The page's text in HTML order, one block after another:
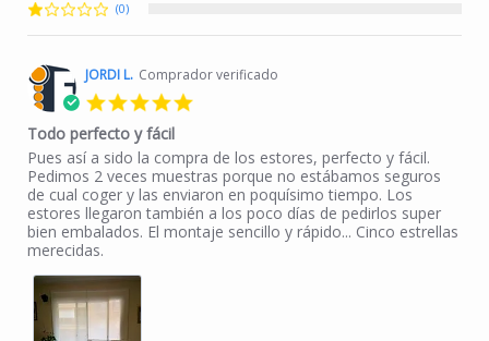
(0)
JORDI L. Comprador verificado
Todo perfecto y fácil
Review by JORDI L. on 26 Jul 2021
review stating Todo perfecto y fácil
Pues así a sido la compra de los estores, perfecto y fácil.
Pedimos 2 veces muestras porque no estábamos seguros
de cual coger y las enviaron en poquísimo tiempo. Los
estores llegaron también a los poco días de pedirlos super
bien embalados. El montaje sencillo y rápido... Cinco estrellas
merecidas.